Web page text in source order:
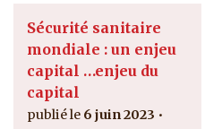
Sécurité sanitaire
mondiale : un enjeu
capital …enjeu du
capital
6 juin 2023